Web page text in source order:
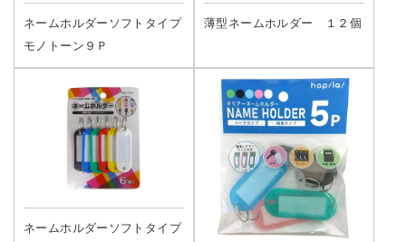
ネームホルダーソフトタイプ
モノトーン９Ｐ
薄型ネームホルダー １２個
ネームホルダーソフトタイプ